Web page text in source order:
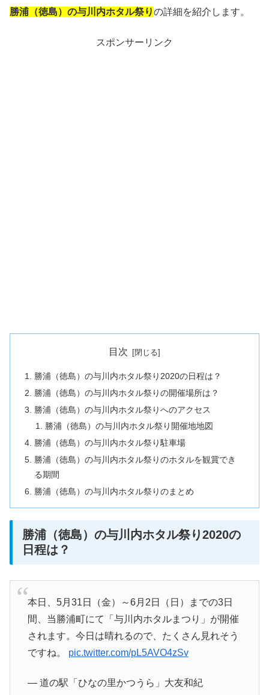
勝浦（徳島）の与川内ホタル祭りの詳細を紹介します。
スポンサーリンク
目次
勝浦（徳島）の与川内ホタル祭り2020の日程は？
勝浦（徳島）の与川内ホタル祭りの開催場所は？
勝浦（徳島）の与川内ホタル祭りへのアクセス
勝浦（徳島）の与川内ホタル祭り開催地地図
勝浦（徳島）の与川内ホタル祭り駐車場
勝浦（徳島）の与川内ホタル祭りのホタルを観賞でき
る期間
勝浦（徳島）の与川内ホタル祭りのまとめ
勝浦（徳島）の与川内ホタル祭り2020の
日程は？
本日、5月31日（金）～6月2日（日）までの3日
間、当勝浦町にて「与川内ホタルまつり」が開催
されます。今日は晴れるので、たくさん見れそう
ですね。 pic.twitter.com/pL5AVO4zSv
— 道の駅「ひなの里かつうら」大友和紀